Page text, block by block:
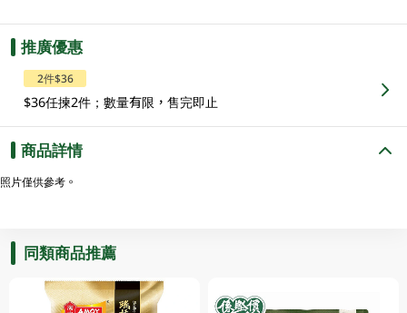
推廣優惠
2件$36
$36任揀2件；數量有限，售完即止
商品詳情
照片僅供參考。
同類商品推薦